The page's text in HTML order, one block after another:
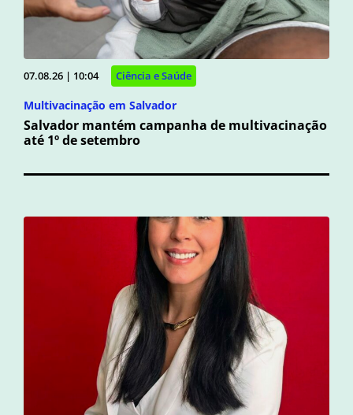
07.08.26 | 10:04 Ciência e Saúde
Multivacinação em Salvador
Salvador mantém campanha de multivacinação
até 1º de setembro